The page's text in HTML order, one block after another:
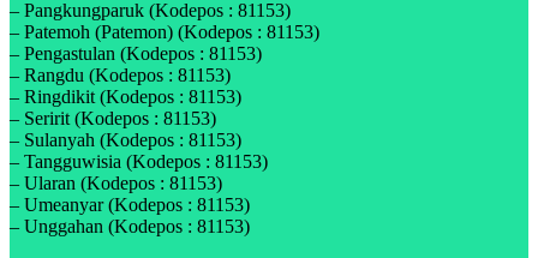
– Pangkungparuk (Kodepos : 81153)
– Patemoh (Patemon) (Kodepos : 81153)
– Pengastulan (Kodepos : 81153)
– Rangdu (Kodepos : 81153)
– Ringdikit (Kodepos : 81153)
– Seririt (Kodepos : 81153)
– Sulanyah (Kodepos : 81153)
– Tangguwisia (Kodepos : 81153)
– Ularan (Kodepos : 81153)
– Umeanyar (Kodepos : 81153)
– Unggahan (Kodepos : 81153)